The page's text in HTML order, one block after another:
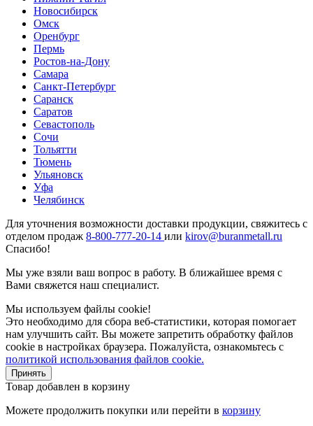
Новосибирск
Омск
Оренбург
Пермь
Ростов-на-Дону
Самара
Санкт-Петербург
Саранск
Саратов
Севастополь
Сочи
Тольятти
Тюмень
Ульяновск
Уфа
Челябинск
Для уточнения возможности доставки продукции, свяжитесь с
отделом продаж 8-800-777-20-14 или kirov@buranmetall.ru
Спасибо!
Мы уже взяли ваш вопрос в работу. В ближайшее время с
Вами свяжется наш специалист.
Мы используем файлы cookie!
Это необходимо для сбора веб-статистики, которая помогает
нам улучшить сайт. Вы можете запретить обработку файлов
cookie в настройках браузера. Пожалуйста, ознакомьтесь с
политикой использования файлов cookie.
Принять
Товар добавлен в корзину
Можете продолжить покупки или перейти в корзину